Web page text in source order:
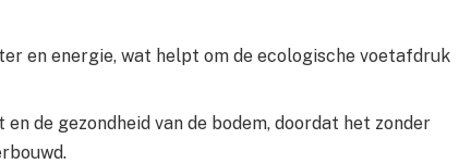
en energie, wat helpt om de ecologische voetafdruk
de gezondheid van de bodem, doordat het zonder